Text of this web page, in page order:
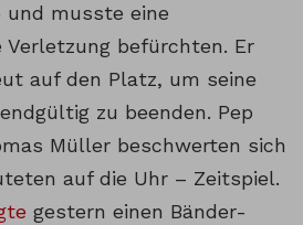
und musste eine
Verletzung befürchten. Er
auf den Platz, um seine
zu beenden. Pep
Müller beschwerten sich
auf die Uhr – Zeitspiel.
gestern einen Bänder-